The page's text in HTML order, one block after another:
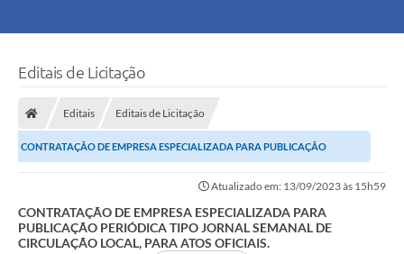
Editais de Licitação
Editais Editais de Licitação
CONTRATAÇÃO DE EMPRESA ESPECIALIZADA PARA PUBLICAÇÃO
PERIÓDICA TIPO JORNAL SEMANAL DE CIRCULAÇÃO LOCAL, PARA...
Atualizado em: 13/09/2023 às 15h59
CONTRATAÇÃO DE EMPRESA ESPECIALIZADA PARA
PUBLICAÇÃO PERIÓDICA TIPO JORNAL SEMANAL DE
CIRCULAÇÃO LOCAL, PARA ATOS OFICIAIS.